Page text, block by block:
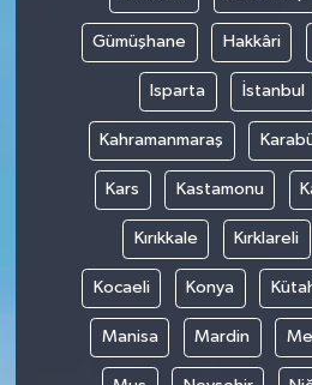
Gümüşhane Hakkâri
Isparta İstanbul
Kahramanmaraş
Kars Kastamonu
Kırıkkale Kırklareli
Kocaeli Konya
Manisa Mardin